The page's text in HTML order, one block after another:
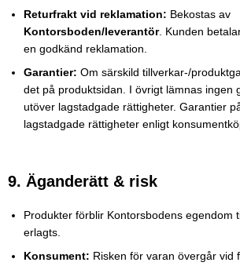
Returfrakt vid reklamation: Bekostas av
Kontorsboden/leverantör. Kunden
en godkänd reklamation.
Garantier: Om särskild tillverkar-/
det på produktsidan. I övrigt lämnas ingen
utöver lagstadgade rättigheter. Garantier
lagstadgade rättigheter enligt
9. Äganderätt & risk
Produkter förblir Kontorsbodens egendom
erlagts.
Konsument: Risken för varan övergår vid